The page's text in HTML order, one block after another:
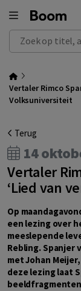
Zoek op titel,
Vertaler Rimco
Volksuniversiteit
Terug
14
Vertaler
‘Lied van
Op
een lezing over
meeslepende
Rebling. Spanjer
met Johan
deze lezing laat